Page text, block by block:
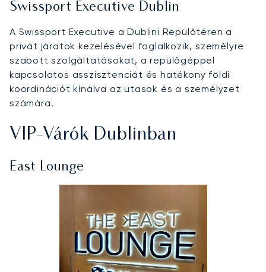
Swissport Executive Dublin
A Swissport Executive a Dublini Repülőtéren a
privát járatok kezelésével foglalkozik, személyre
szabott szolgáltatásokat, a repülőgéppel
kapcsolatos asszisztenciát és hatékony földi
koordinációt kínálva az utasok és a személyzet
számára.
VIP-Várók Dublinban
East Lounge